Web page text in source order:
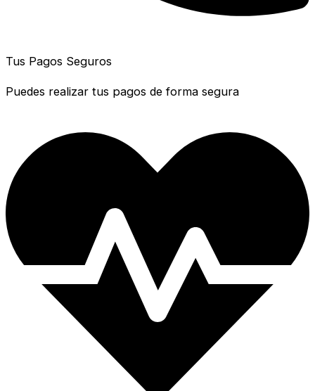
Tus Pagos Seguros
Puedes realizar tus pagos de forma segura